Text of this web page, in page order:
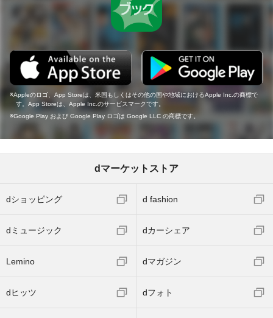
Appleのロゴ、App Storeは、米国もしくはその他の国や地域におけるApple Inc.の商標で
す。App Storeは、Apple Inc.のサービスマークです。
Google Play および Google Play ロゴは Google LLC の商標です。
dマーケットストア
dショッピング d fashion
dミュージック dカーシェア
Lemino dマガジン
dヒッツ dフォト